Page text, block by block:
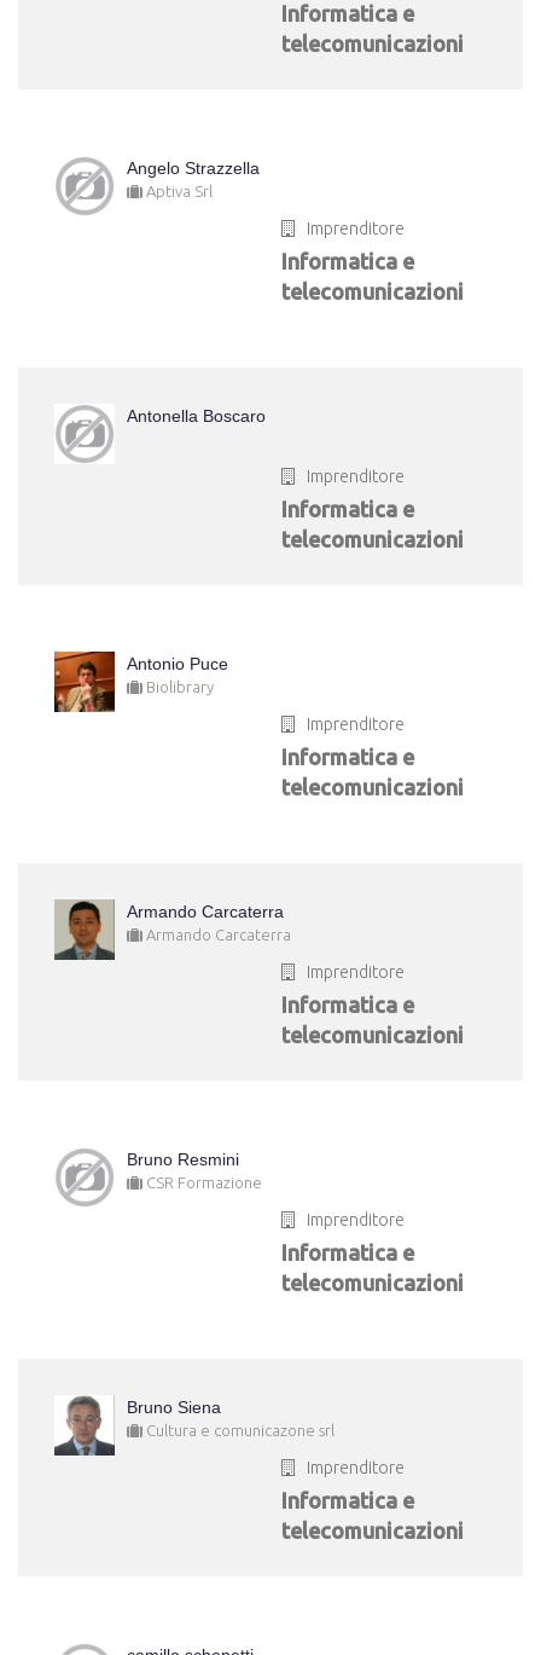
Informatica e
telecomunicazioni
Angelo Strazzella
Aptiva Srl
Imprenditore
Informatica e
telecomunicazioni
Antonella Boscaro
Imprenditore
Informatica e
telecomunicazioni
Antonio Puce
Biolibrary
Imprenditore
Informatica e
telecomunicazioni
Armando Carcaterra
Armando Carcaterra
Imprenditore
Informatica e
telecomunicazioni
Bruno Resmini
CSR Formazione
Imprenditore
Informatica e
telecomunicazioni
Bruno Siena
Cultura e comunicazone srl
Imprenditore
Informatica e
telecomunicazioni